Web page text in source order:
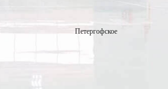
Петергофское